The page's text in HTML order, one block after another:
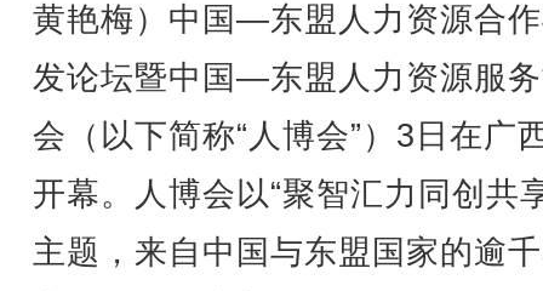
黄艳梅）中国—东盟人力资源合
发论坛暨中国—东盟人力资源服
会（以下简称“人博会”）3日在广
开幕。人博会以“聚智汇力同创共
主题，来自中国与东盟国家的逾